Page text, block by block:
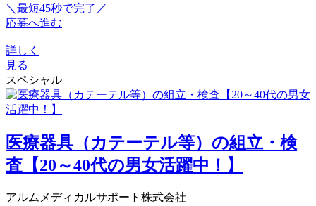
＼最短45秒で完了／
応募へ進む
詳しく
見る
スペシャル
医療器具（カテーテル等）の組立・検
査【20～40代の男女活躍中！】
アルムメディカルサポート株式会社